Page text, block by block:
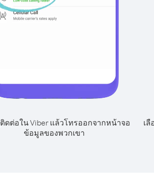
ดต่อใน Viber แล้วโทรออกจากหน้าจอ
ข้อมูลของพวกเขา
เ